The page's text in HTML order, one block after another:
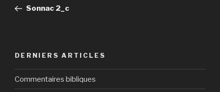
l’article
précédent
Sonnac 2_c
DERNIERS ARTICLES
Commentaires bibliques